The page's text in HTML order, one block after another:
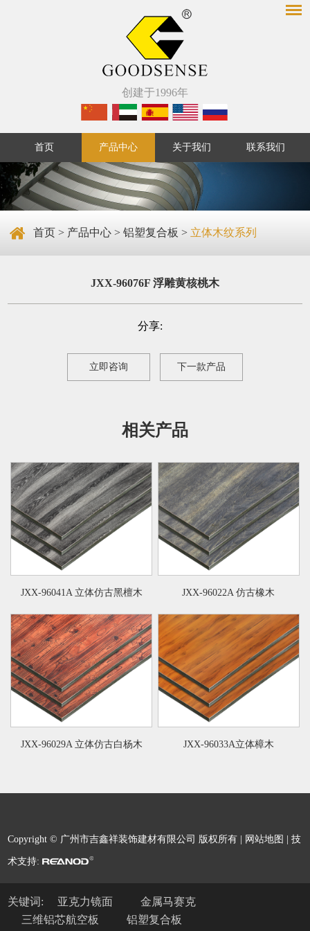
创建于1996年
首页 产品中心 关于我们 联系我们
首页 > 产品中心 >铝塑复合板 > 立体木纹系列
JXX-96076F 浮雕黄核桃木
分享:
立即咨询 下一款产品
相关产品
JXX-96041A 立体仿古黑檀木 JXX-96022A 仿古橡木
JXX-96029A 立体仿古白杨木 JXX-96033A立体樟木
Copyright © 广州市吉鑫祥装饰建材有限公司 版权所有 | 网站地图 | 技
术支持:
关键词: 亚克力镜面
金属马赛克
三维铝芯航空板
铝塑复合板